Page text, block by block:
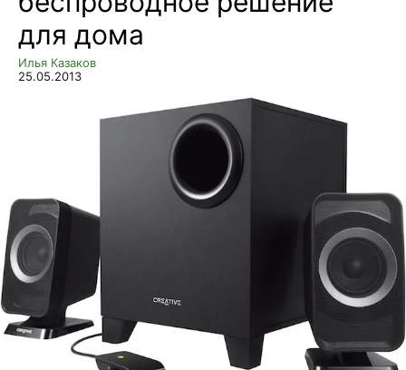
для дома
Илья Казаков
25.05.2013